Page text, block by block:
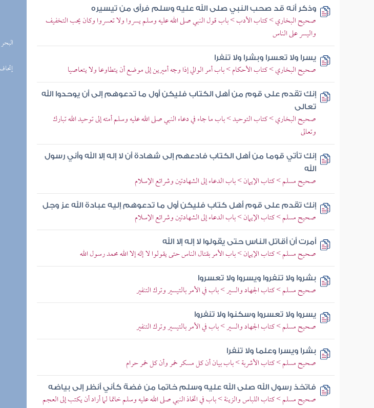
(13)
وذكر أنه قد صحب النبي صلى الله عليه وسلم فرأى من تيسيره
صحيح البخاري > كتاب الأدب > باب قول النبي صلى الله عليه وسلم يسروا ولا تعسروا وكان يحب التخفيف
واليسر على الناس
يسرا ولا تعسرا وبشرا ولا تنفرا
صحيح البخاري > كتاب الأحكام > باب أمر الوالي إذا وجه أميرين إلى موضع أن يتطاوعا ولا يتعاصيا
إنك تقدم على قوم من أهل الكتاب فليكن أول ما تدعوهم إلى أن يوحدوا الله
تعالى
صحيح البخاري > كتاب التوحيد > باب ما جاء في دعاء النبي صلى الله عليه وسلم أمته إلى توحيد الله تبارك
وتعالى
إنك تأتي قوما من أهل الكتاب فادعهم إلى شهادة أن لا إله إلا الله وأني رسول
الله
صحيح مسلم > كتاب الإيمان > باب الدعاء إلى الشهادتين وشرائع الإسلام
إنك تقدم على قوم أهل كتاب فليكن أول ما تدعوهم إليه عبادة الله عز وجل
صحيح مسلم > كتاب الإيمان > باب الدعاء إلى الشهادتين وشرائع الإسلام
أمرت أن أقاتل الناس حتى يقولوا لا إله إلا الله
صحيح مسلم > كتاب الإيمان > باب الأمر بقتال الناس حتى يقولوا لا إله إلا الله محمد رسول الله
بشروا ولا تنفروا ويسروا ولا تعسروا
صحيح مسلم > كتاب الجهاد والسير > باب في الأمر بالتيسير وترك التنفير
يسروا ولا تعسروا وسكنوا ولا تنفروا
صحيح مسلم > كتاب الجهاد والسير > باب في الأمر بالتيسير وترك التنفير
بشرا ويسرا وعلما ولا تنفرا
صحيح مسلم > كتاب الأشربة > باب بيان أن كل مسكر خمر وأن كل خمر حرام
فاتخذ رسول الله صلى الله عليه وسلم خاتما من فضة كأني أنظر إلى بياضه
صحيح مسلم > كتاب اللباس والزينة > باب في اتخاذ النبي صلى الله عليه وسلم خاتما لما أراد أن يكتب إلى العجم